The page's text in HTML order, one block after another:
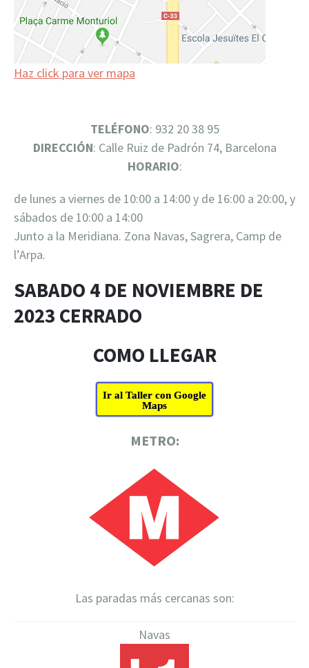
Haz click para ver mapa
TELÉFONO: 932 20 38 95
DIRECCIÓN: Calle Ruiz de Padrón 74, Barcelona
HORARIO:
de lunes a viernes de 10:00 a 14:00 y de 16:00 a 20:00, y
sábados de 10:00 a 14:00
Junto a la Meridiana. Zona Navas, Sagrera, Camp de
l’Arpa.
SABADO 4 DE NOVIEMBRE DE
2023 CERRADO
COMO LLEGAR
Ir al Taller con Google
Maps
METRO:
Las paradas más cercanas son:
Navas